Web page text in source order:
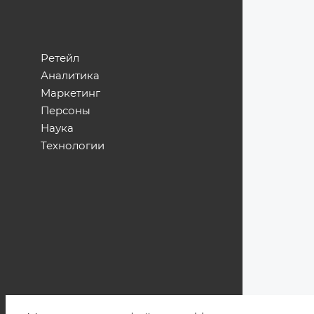
Ретейл
Аналитика
Маркетинг
Персоны
Наука
Технологии